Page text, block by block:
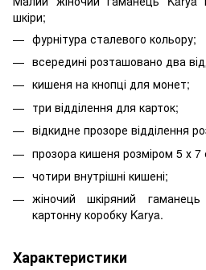
шкіри;
фурнітура сталевого кольору;
всередині розташовано два
кишеня на кнопці для монет;
три відділення для карток;
відкидне прозоре відділення
прозора кишеня розміром 5 х 7
чотири внутрішні кишені;
жіночий шкіряний
картонну коробку Karya.
Характеристики